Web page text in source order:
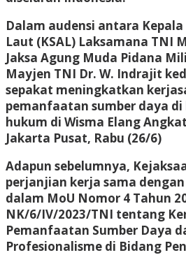
Dalam audensi antara
Laut (KSAL) Laksamana TNI
Jaksa Agung Muda Pidana
Mayjen TNI Dr. W. Indrajit
sepakat meningkatkan
pemanfaatan sumber daya di
hukum di Wisma Elang
Jakarta Pusat, Rabu (26/6)
Adapun sebelumnya,
perjanjian kerja sama
dalam MoU Nomor 4 Tahun
NK/6/IV/2023/TNI tentang
Pemanfaatan Sumber Daya
Profesionalisme di Bidang